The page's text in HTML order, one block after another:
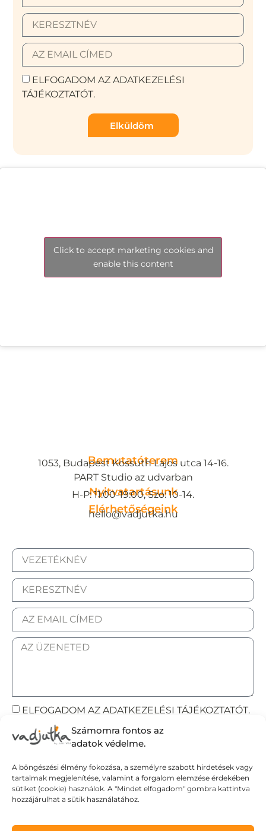
Számomra fontos az
adatok védelme.
A böngészési élmény fokozása, a személyre szabott hirdetések vagy
tartalmak megjelenítése, valamint a forgalom elemzése érdekében
sütiket (cookie) használok. A "Mindet elfogadom" gombra kattintva
hozzájárulhat a sütik használatához.
ELFOGADOM AZ ADATKEZELÉSI
TÁJÉKOZTATÓT.
Elküldöm
Click to accept marketing cookies and
enable this content
Bemutatóterem
1053, Budapest Kossuth Lajos utca 14-16.
PART Studio az udvarban
Nyitvatartásunk
H-P: 11:00-19:00, Szo: 10-14.
Elérhetőségeink
hello@vadjutka.hu
ELFOGADOM AZ ADATKEZELÉSI TÁJÉKOZTATÓT.
Elküldöm
Adatvédelmi tájékoztató
Általános Szerződési Feltételek